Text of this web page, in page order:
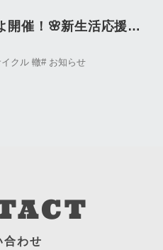
開催！🌸新生活応援セ
クル 轍# お知らせ
合わせ